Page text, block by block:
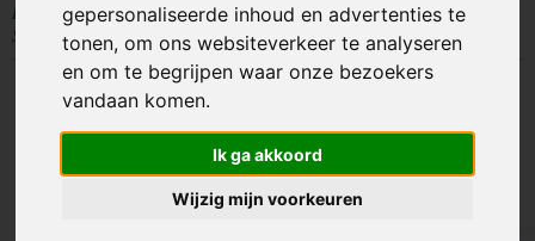
gepersonaliseerde inhoud en advertenties te
tonen, om ons websiteverkeer te analyseren
en om te begrijpen waar onze bezoekers
vandaan komen.
Ik ga akkoord
Wijzig mijn voorkeuren
Home >STROOM>Stroom kabels>Stroomkabel met stekker>Netsnoer
Schuko Haaks 1,8 Meter - IEC320 C13